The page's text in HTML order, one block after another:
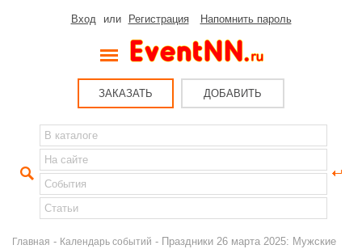
Вход или Регистрация Напомнить пароль
ЗАКАЗАТЬ ДОБАВИТЬ
Главная - Календарь событий - Праздники 26 марта 2025: Мужские